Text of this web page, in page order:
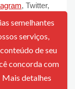
, Twitter,
semelhantes
serviços,
de seu
concorda com
Mais detalhes